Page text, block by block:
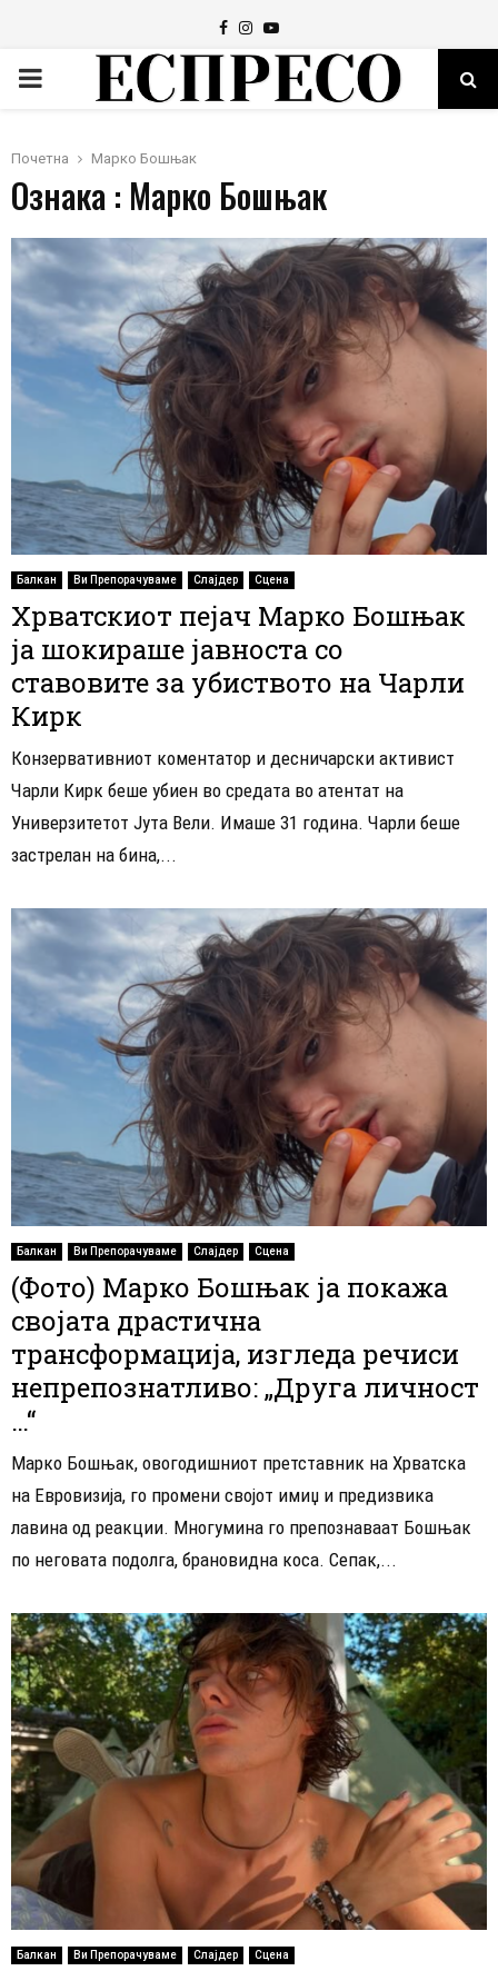
Facebook
Instagram
Youtube
PRIMARY
Почетна Марко Бошњак
Ознака : Марко Бошњак
Балкан Ви Препорачуваме Слајдер Сцена
Хрватскиот пејач Марко Бошњак
ја шокираше јавноста со
ставовите за убиството на Чарли
Кирк
Конзервативниот коментатор и десничарски активист
Чарли Кирк беше убиен во средата во атентат на
Универзитетот Јута Вели. Имаше 31 година. Чарли беше
застрелан на бина,...
Балкан Ви Препорачуваме Слајдер Сцена
(Фото) Марко Бошњак ја покажа
својата драстична
трансформација, изгледа речиси
непрепознатливо: „Друга личност
…“
Марко Бошњак, овогодишниот претставник на Хрватска
на Евровизија, го промени својот имиџ и предизвика
лавина од реакции. Многумина го препознаваат Бошњак
по неговата подолга, брановидна коса. Сепак,...
Балкан Ви Препорачуваме Слајдер Сцена